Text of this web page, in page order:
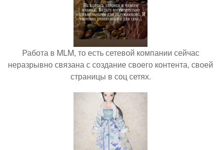
Работа в MLM, то есть сетевой компании сейчас
неразрывно связана с создание своего контента, своей
страницы в соц сетях.